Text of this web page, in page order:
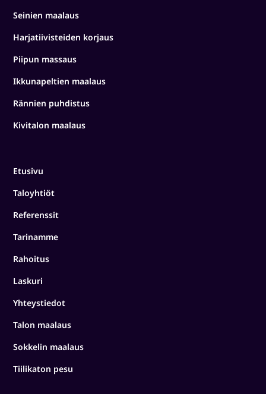
Seinien maalaus
Harjatiivisteiden korjaus
Piipun massaus
Ikkunapeltien maalaus
Rännien puhdistus
Kivitalon maalaus
Etusivu
Taloyhtiöt
Referenssit
Tarinamme
Rahoitus
Laskuri
Yhteystiedot
Talon maalaus
Sokkelin maalaus
Tiilikaton pesu